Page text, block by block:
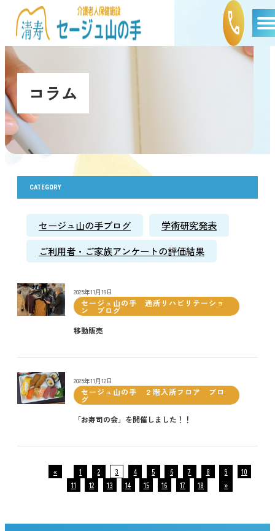
コラム
CATEGORY
セージュ山の手ブログ
学術研究発表
ご利用者・ご家族アンケートの評価結果
2025年11月19日
セージュ山の手 通所リハビリテーショ
ン ブログ
移動販売
2025年11月12日
セージュ山の手 ２階入所フロア ブロ
グ
「お寿司の会」を開催しました！！
« 1 2 3 4 5 6 7 8 9
10
11
12 13 14 15 16 17 18 »